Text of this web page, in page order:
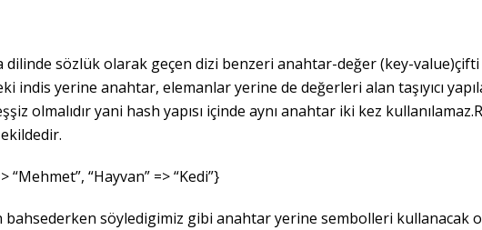
dilinde sözlük olarak geçen dizi benzeri anahtar-değer (key-value)çifti
indis yerine anahtar, elemanlar yerine de değerleri alan taşıyıcı
olmalıdır yani hash yapısı içinde aynı anahtar iki kez
“Mehmet”, “Hayvan” => “Kedi”}
bahsederken söyledigimiz gibi anahtar yerine sembolleri kullanacak